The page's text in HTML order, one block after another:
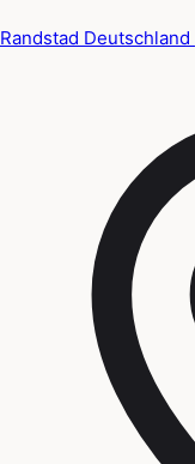
Randstad Deutschland